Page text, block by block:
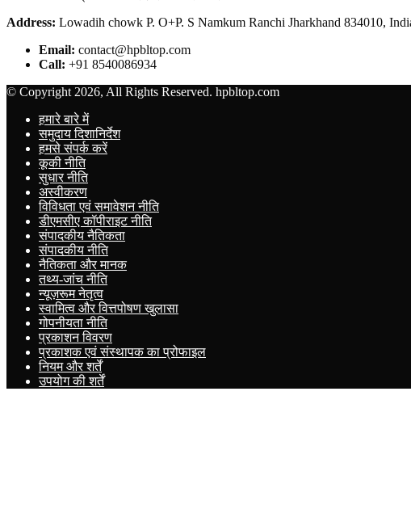
Address: Lowadih chowk P. O+P. S Namkum Ranchi Jharkhand 834010,
Email: contact@hpbltop.com
Call: +91 8540086934
© Copyright 2026, All Rights Reserved. hpbltop.com
हमारे बारे में
समुदाय दिशानिर्देश
हमसे संपर्क करें
कूकी नीति
सुधार नीति
अस्वीकरण
विविधता एवं समावेशन नीति
डीएमसीए कॉपीराइट नीति
संपादकीय नैतिकता
संपादकीय नीति
नैतिकता और मानक
तथ्य-जांच नीति
न्यूज़रूम नेतृत्व
स्वामित्व और वित्तपोषण खुलासा
गोपनीयता नीति
प्रकाशन विवरण
प्रकाशक एवं संस्थापक का प्रोफाइल
नियम और शर्तें
उपयोग की शर्तें